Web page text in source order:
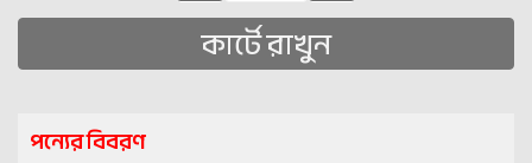
কার্টে রাখুন
পন্যের বিবরণ